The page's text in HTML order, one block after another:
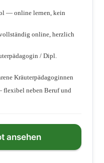
— online lernen, kein
online, herzlich
/ Dipl.
Kräuterpädagoginnen
flexibel neben Beruf und
ansehen